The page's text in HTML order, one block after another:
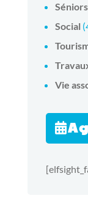
Séniors
Social
Vie